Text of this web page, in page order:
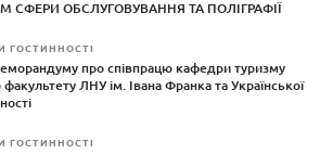
СФЕРИ ОБСЛУГОВУВАННЯ ТА ПОЛІГРАФІЇ
ГОСТИННОСТІ
про співпрацю кафедри туризму
факультету ЛНУ ім. Івана Франка та Української
ГОСТИННОСТІ